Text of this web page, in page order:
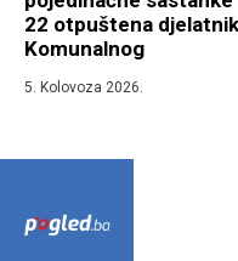
22 otpuštena
Komunalnog
5. Kolovoza 2026.